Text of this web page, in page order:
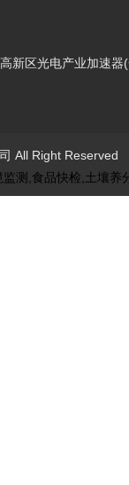
新区光电产业加速器
司 All Right
测,食品快检,土壤养